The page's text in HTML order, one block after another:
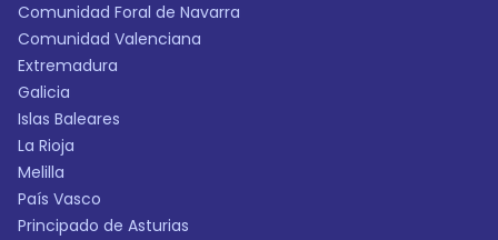
Comunidad Foral de Navarra
Comunidad Valenciana
Extremadura
Galicia
Islas Baleares
La Rioja
Melilla
País Vasco
Principado de Asturias